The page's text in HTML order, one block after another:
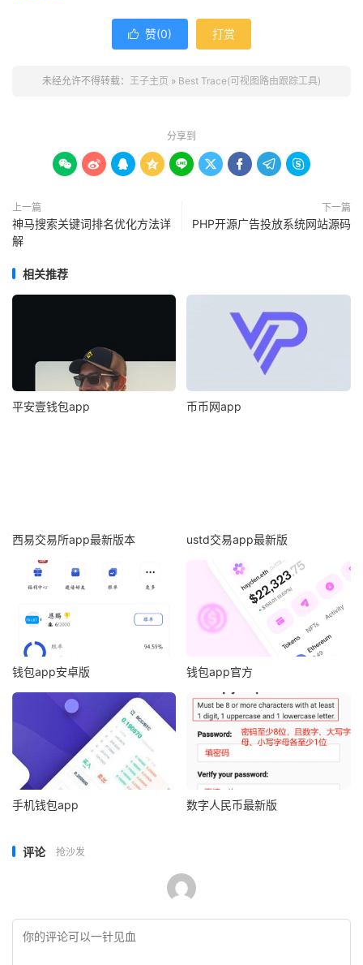
 赞(0) 打赏
未经允许不得转载： 王子主页 » Best Trace(可视图路由跟踪工具)
分享到
        
上一篇
神马搜索关键词排名优化方法详
解
下一篇
PHP开源广告投放系统网站源码
相关推荐
平安壹钱包app 币币网app
西易交易所app最新版本 ustd交易app最新版
钱包app安卓版 钱包app官方
手机钱包app 数字人民币最新版
评论 抢沙发